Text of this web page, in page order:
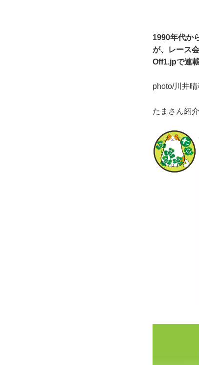
1990年代か
が、レース
Off1.jpで連
photo/川井晴
たまさん紹